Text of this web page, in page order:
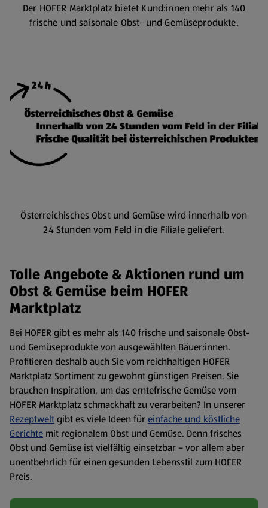
Der HOFER Marktplatz bietet Kund:innen mehr als 140
frische und saisonale Obst- und Gemüseprodukte.
Österreichisches Obst und Gemüse wird innerhalb von
24 Stunden vom Feld in die Filiale geliefert.
Tolle Angebote & Aktionen rund um
Obst & Gemüse beim HOFER
Marktplatz
Bei HOFER gibt es mehr als 140 frische und saisonale Obst-
und Gemüseprodukte von ausgewählten Bäuer:innen.
Profitieren deshalb auch Sie vom reichhaltigen HOFER
Marktplatz Sortiment zu gewohnt günstigen Preisen. Sie
brauchen Inspiration, um das erntefrische Gemüse vom
HOFER Marktplatz schmackhaft zu verarbeiten? In unserer
Rezeptweltgibt es viele Ideen füreinfache und köstliche
Gerichte mit regionalem Obst und Gemüse. Denn frisches
Obst und Gemüse ist vielfältig einsetzbar – vor allem aber
unentbehrlich für einen gesunden Lebensstil zum HOFER
Preis.